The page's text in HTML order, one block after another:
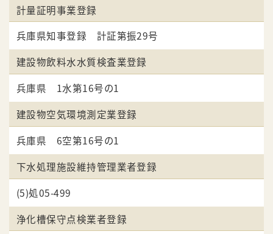
計量証明事業登録
兵庫県知事登録 計証第振29号
建設物飲料水水質検査業登録
兵庫県 1水第16号の1
建設物空気環境測定業登録
兵庫県 6空第16号の1
下水処理施設維持管理業者登録
(5)処05-499
浄化槽保守点検業者登録